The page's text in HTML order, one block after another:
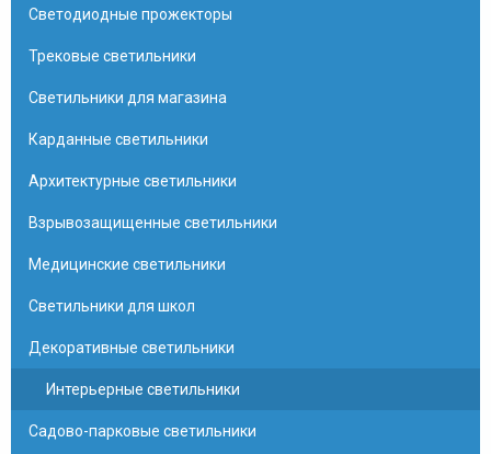
Светодиодные прожекторы
Трековые светильники
Светильники для магазина
Карданные светильники
Архитектурные светильники
Взрывозащищенные светильники
Медицинские светильники
Светильники для школ
Декоративные светильники
Интерьерные светильники
Садово-парковые светильники